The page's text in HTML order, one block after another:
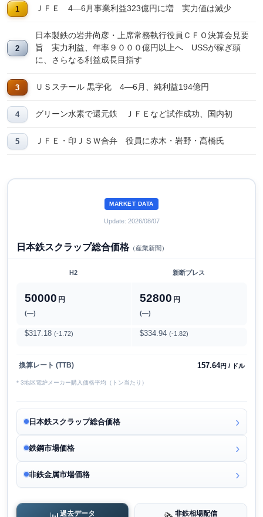
ＪＦＥ 4―6月事業利益323億円に増 実力値は減少
日本製鉄の岩井尚彦・上席常務執行役員ＣＦＯ決算会見要
旨 実力利益、年率９０００億円以上へ USSが稼ぎ頭
に、さらなる利益成長目指す
ＵＳスチール 黒字化 4―6月、純利益194億円
グリーン水素で還元鉄 ＪＦＥなど試作成功、国内初
ＪＦＥ・印ＪＳＷ合弁 役員に赤木・岩野・髙橋氏
MARKET DATA
Update: 2026/08/07
日本鉄スクラップ総合価格（産業新聞）
H2 新断プレス
50000 円
(―)
52800 円
(―)
$317.18 (-1.72) $334.94 (-1.82)
換算レート (TTB) 157.64円 / ドル
* 3地区電炉メーカー購入価格平均（トン当たり）
日本鉄スクラップ総合価格
鉄鋼市場価格
非鉄金属市場価格
過去データ 非鉄相場配信